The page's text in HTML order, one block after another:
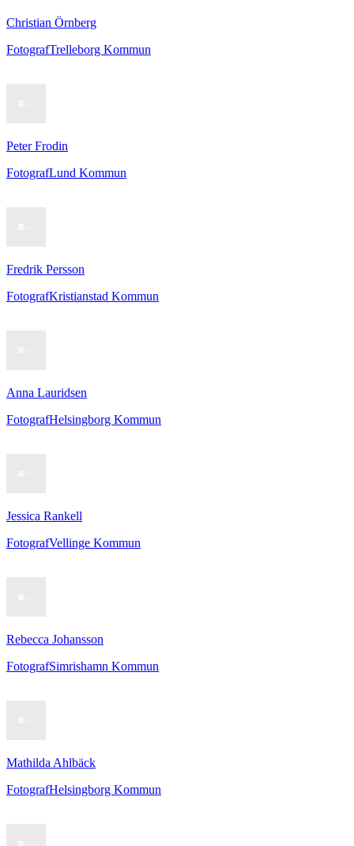
Christian Örnberg
FotografTrelleborg Kommun
Peter Frodin
FotografLund Kommun
Fredrik Persson
FotografKristianstad Kommun
Anna Lauridsen
FotografHelsingborg Kommun
Jessica Rankell
FotografVellinge Kommun
Rebecca Johansson
FotografSimrishamn Kommun
Mathilda Ahlbäck
FotografHelsingborg Kommun